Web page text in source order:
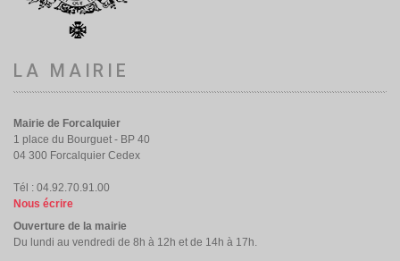
LA MAIRIE
Mairie de Forcalquier
1 place du Bourguet - BP 40
04 300 Forcalquier Cedex
Tél : 04.92.70.91.00
Nous écrire
Ouverture de la mairie
Du lundi au vendredi de 8h à 12h et de 14h à 17h.